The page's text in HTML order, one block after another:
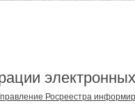
Росреестра